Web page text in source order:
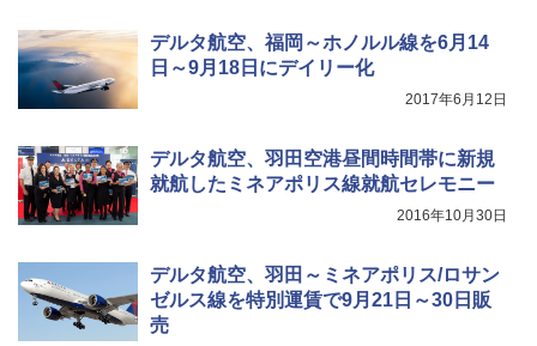
デルタ航空、福岡～ホノルル線を6月14
日～9月18日にデイリー化
2017年6月12日
デルタ航空、羽田空港昼間時間帯に新規
就航したミネアポリス線就航セレモニー
2016年10月30日
デルタ航空、羽田～ミネアポリス/ロサン
ゼルス線を特別運賃で9月21日～30日販
売